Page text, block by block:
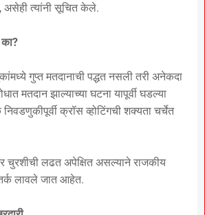
असेही त्यांनी सूचित केले.
का?
गुप्त मतदानाची पद्धत नसली तरी अनेकदा
मतदान झाल्याच्या घटना यापूर्वी घडल्या
क्रॉस व्होटिंगची शक्यता चर्चेत
चुरशीची लढत अपेक्षित असल्याने राजकीय
लावले जात आहेत.